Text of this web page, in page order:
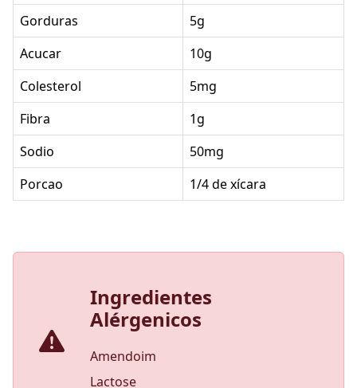
Gorduras
5g
Acucar
10g
Colesterol
5mg
Fibra
1g
Sodio
50mg
Porcao
1/4 de xícara
Ingredientes
Alérgenicos
Amendoim
Lactose